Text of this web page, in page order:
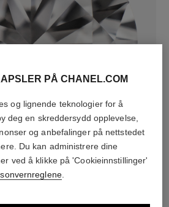
på totalt 0,34 karat
stykke kan være forskjellige**
PÅ CHANEL.COM
og lignende teknologier for å
deg en skreddersydd opplevelse,
og anbefalinger på nettstedet
Du kan administrere dine
ved å klikke på 'Cookieinnstillinger'
.